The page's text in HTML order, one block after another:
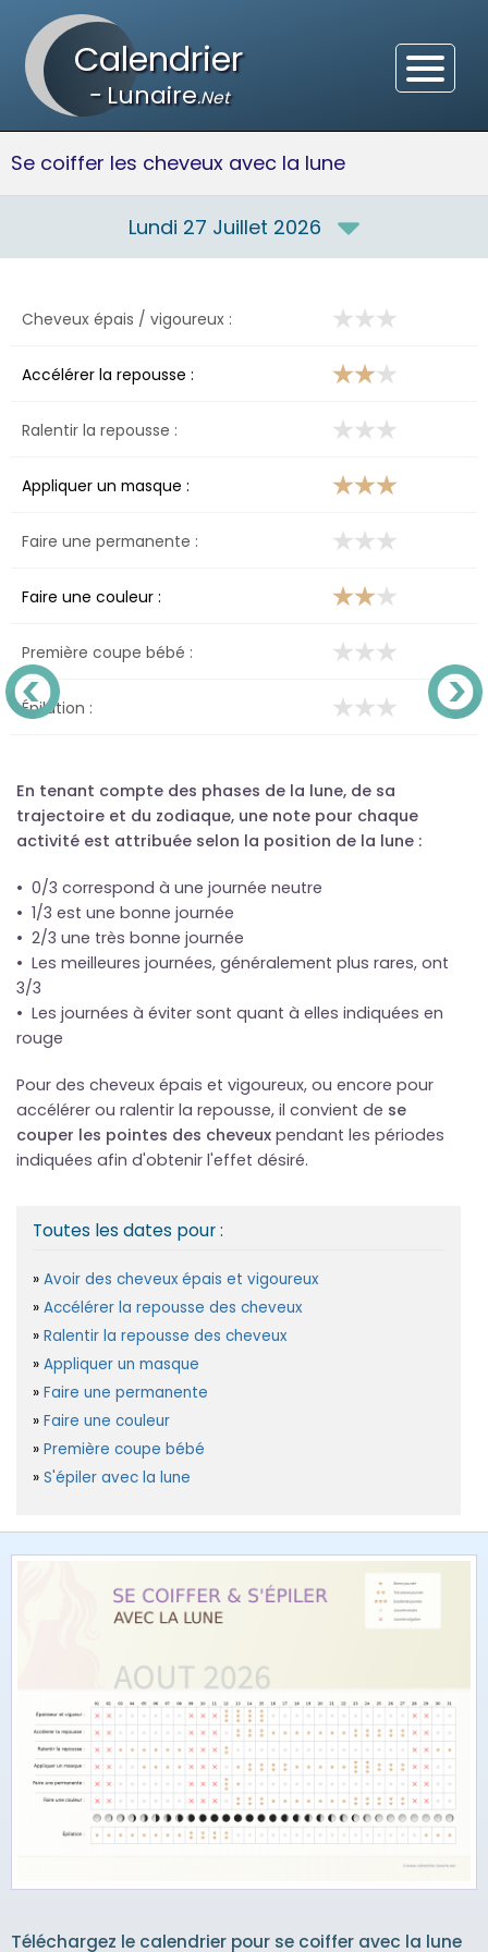
Calendrier
-Lunaire.Net
Se coiffer les cheveux avec la lune
Lundi 27 Juillet 2026
Cheveux épais / vigoureux :
Accélérer la repousse :
Ralentir la repousse :
Appliquer un masque :
Faire une permanente :
Faire une couleur :
Première coupe bébé :
Épilation :
En tenant compte des phases de la lune, de sa
trajectoire et du zodiaque, une note pour chaque
activité est attribuée selon la position de la lune :
• 0/3 correspond à une journée neutre
• 1/3 est une bonne journée
• 2/3 une très bonne journée
• Les meilleures journées, généralement plus rares, ont
3/3
• Les journées à éviter sont quant à elles indiquées en
rouge
Pour des cheveux épais et vigoureux, ou encore pour
accélérer ou ralentir la repousse, il convient de se
couper les pointes des cheveux pendant les périodes
indiquées afin d'obtenir l'effet désiré.
Toutes les dates pour :
Avoir des cheveux épais et vigoureux
Accélérer la repousse des cheveux
Ralentir la repousse des cheveux
Appliquer un masque
Faire une permanente
Faire une couleur
Première coupe bébé
S'épiler avec la lune
Téléchargez le calendrier pour se coiffer avec la lune